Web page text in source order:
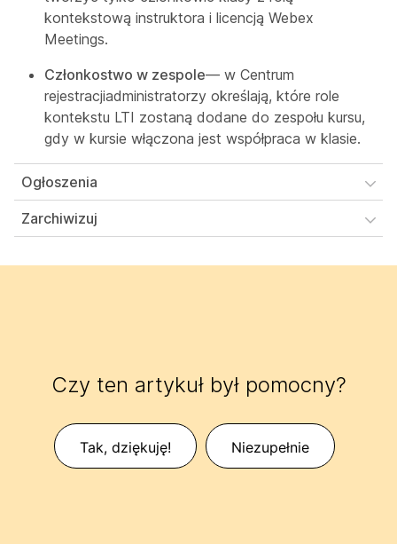
kontekstową instruktora i licencją Webex
Meetings.
Członkostwo w zespole— w Centrum
rejestracjiadministratorzy określają, które role
kontekstu LTI zostaną dodane do zespołu kursu,
gdy w kursie włączona jest współpraca w klasie.
Ogłoszenia
Zarchiwizuj
Czy ten artykuł był pomocny?
Tak, dziękuję! Niezupełnie